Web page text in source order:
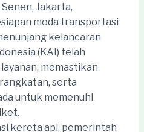
Jakarta,
moda transportasi
kelancaran
(KAI) telah
memastikan
serta
untuk memenuhi
kereta api, pemerintah